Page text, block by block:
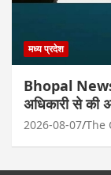
मध्य प्रदेश
Bhopal
अधिकारी से की
2026-08-07 The